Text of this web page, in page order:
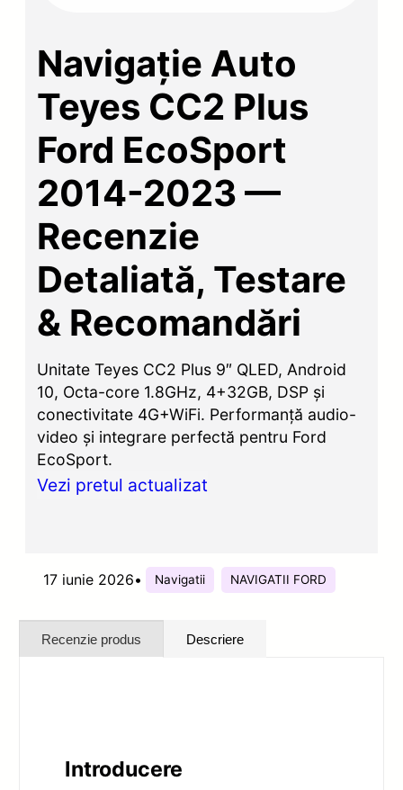
Navigație Auto
Teyes CC2 Plus
Ford EcoSport
2014-2023 —
Recenzie
Detaliată, Testare
& Recomandări
Unitate Teyes CC2 Plus 9″ QLED, Android
10, Octa-core 1.8GHz, 4+32GB, DSP și
conectivitate 4G+WiFi. Performanță audio-
video și integrare perfectă pentru Ford
EcoSport.
Vezi pretul actualizat
17 iunie 2026• Navigatii NAVIGATII FORD
Recenzie produs Descriere
Introducere